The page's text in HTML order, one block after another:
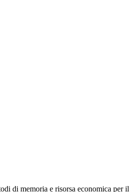
di memoria e risorsa economica per il